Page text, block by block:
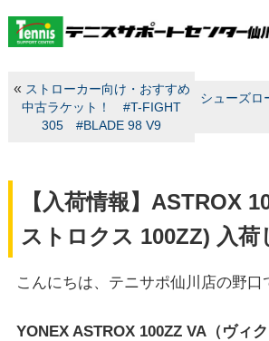
« ストローカー向け・おすすめ
中古ラケット！ #T-FIGHT
305 #BLADE 98 V9
シューズロ
【入荷情報】ASTROX
ストロクス 100ZZ) 入荷
こんにちは、テニサポ仙川店の野口
YONEX ASTROX 100ZZ VA（ヴィ